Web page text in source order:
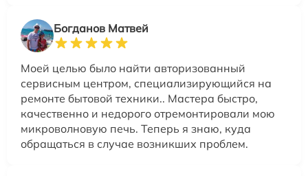
Богданов Матвей
Моей целью было найти авторизованный
сервисным центром, специализирующийся на
ремонте бытовой техники.. Мастера быстро,
качественно и недорого отремонтировали мою
микроволновую печь. Теперь я знаю, куда
обращаться в случае возникших проблем.